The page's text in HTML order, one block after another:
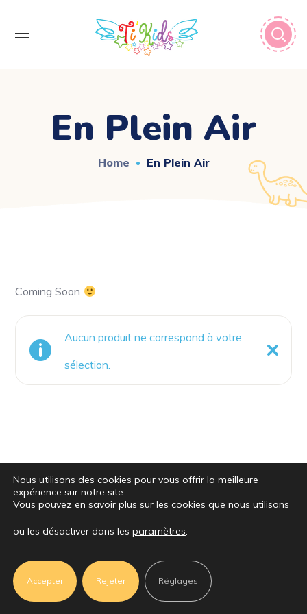
En Plein Air
Home En Plein Air
Coming Soon
Aucun produit ne correspond à votre
sélection.
Nous utilisons des cookies pour vous offrir la meilleure
expérience sur notre site.
Vous pouvez en savoir plus sur les cookies que nous utilisons
ou les désactiver dans les paramètres.
Accepter Rejeter Réglages